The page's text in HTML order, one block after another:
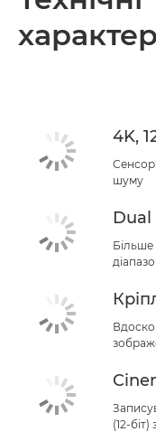
Технічні
4K,
Сенсор
шуму
Більше
(12-